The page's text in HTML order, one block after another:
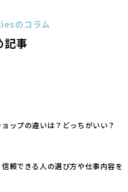
いることが問題です。こ
福祉やブリーダーの責任
判断が難しい現状があり
されるサイトが多く、実
見えにくい点も課題で
ーが記載する情報が主で
況がわからないため、営
れるリスクが高まりま
を大切にする「優良ブリ
を切る）が行われている
んの身体的な負担が大き
で他の犬や人間との意思
禁止されている一方で、
ります。
、ワンちゃんの自然な姿
ません。
た目が良く売れやすい」
があり、中には麻酔なし
。
のコラム
記事
ップの違いは？どっちがいい？
頼できる人の選び方や仕事内容を